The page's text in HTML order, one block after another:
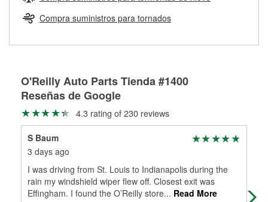
Herramientas de O'Reilly
pueden ser reutilizados, podemos ayudarte a encontrar las
partes de reemplazo correctas para tu reparación.
Rectificación de tambores y discos de freno
Compra suministros para tornados
O'Reilly Auto Parts Tienda #1400
Reseñas de Google
4.3 rating of 230 reviews
S Baum
3 days ago
I was driving from St. Louis to Indianapolis during the
rain my windshield wiper flew off. Closest exit was
Effingham. I found the O’Reilly store... Read More